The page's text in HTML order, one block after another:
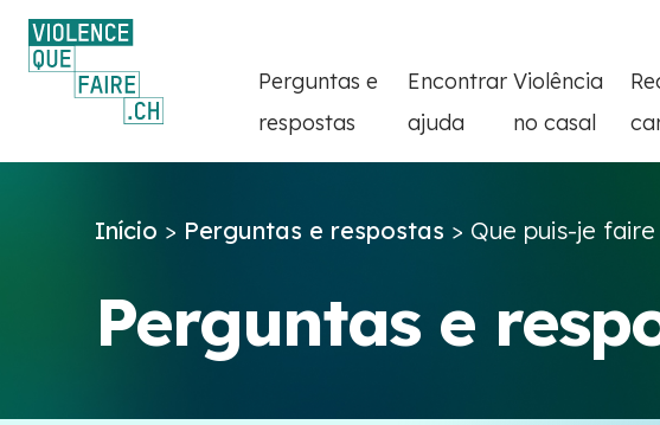
Perguntas e
respostas
Encontrar
ajuda
Violência
no casal
Início > Perguntas e respostas > Que puis-je faire
Perguntas e